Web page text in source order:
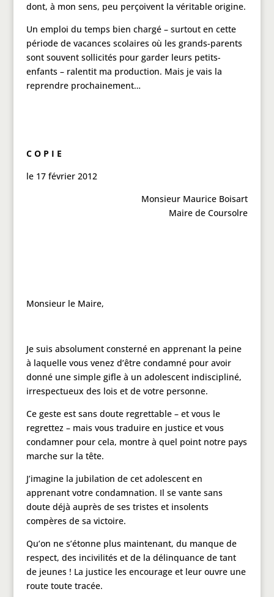
dont, à mon sens, peu perçoivent la véritable origine.
Un emploi du temps bien chargé – surtout en cette
période de vacances scolaires où les grands-parents
sont souvent sollicités pour garder leurs petits-
enfants – ralentit ma production. Mais je vais la
reprendre prochainement…
C O P I E
le 17 février 2012
Monsieur Maurice Boisart
Maire de Coursolre
Monsieur le Maire,
Je suis absolument consterné en apprenant la peine
à laquelle vous venez d’être condamné pour avoir
donné une simple gifle à un adolescent indiscipliné,
irrespectueux des lois et de votre personne.
Ce geste est sans doute regrettable – et vous le
regrettez – mais vous traduire en justice et vous
condamner pour cela, montre à quel point notre pays
marche sur la tête.
J’imagine la jubilation de cet adolescent en
apprenant votre condamnation. Il se vante sans
doute déjà auprès de ses tristes et insolents
compères de sa victoire.
Qu’on ne s’étonne plus maintenant, du manque de
respect, des incivilités et de la délinquance de tant
de jeunes ! La justice les encourage et leur ouvre une
route toute tracée.